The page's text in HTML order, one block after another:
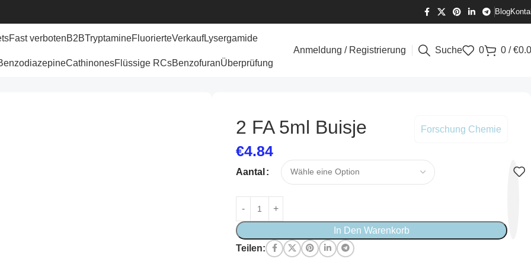
Blog
Fast verbotenB2BTryptamineFluorierteVerkaufLysergamide
CathinonesFlüssige RCsBenzofuranÜberprüfung
Anmeldung / Registrierung Suche 0 0 / €
2 FA 5ml Buisje Forschung Chemie
€4.84
Aantal
In Den Warenkorb
Teilen: